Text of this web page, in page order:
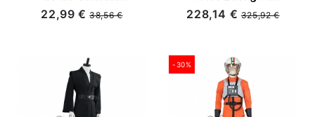
Conjunto Rojo
Cosplay Diablo
22,99 €38,56 €
Cosplay -
Personalizado
228,14 €325,92 €
-30%